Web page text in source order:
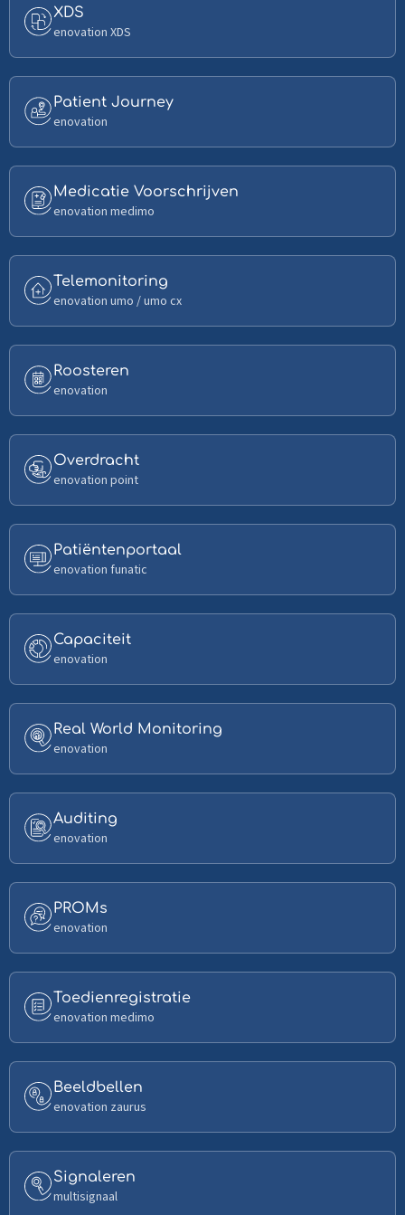
XDS
enovation XDS
Read
more
about
XDS
Patient Journey
enovation
Read
more
about
Patient
Journey
Medicatie Voorschrijven
enovation medimo
Read
more
about
Medicatie
Voorschrijven
Telemonitoring
enovation umo / umo cx
Read
more
about
Telemonitoring
Roosteren
enovation
Read
more
about
Roosteren
Overdracht
enovation point
Read
more
about
Overdracht
Patiëntenportaal
enovation funatic
Read
more
about
Patiëntenportaal
Capaciteit
enovation
Read
more
about
Capaciteit
Real World Monitoring
enovation
Read
more
about
Real
World
Monitoring
Auditing
enovation
Read
more
about
Auditing
PROMs
enovation
Read
more
about
PROMs
Toedienregistratie
enovation medimo
Read
more
about
Toedienregistratie
Beeldbellen
enovation zaurus
Read
more
about
Beeldbellen
Signaleren
multisignaal
Read
more